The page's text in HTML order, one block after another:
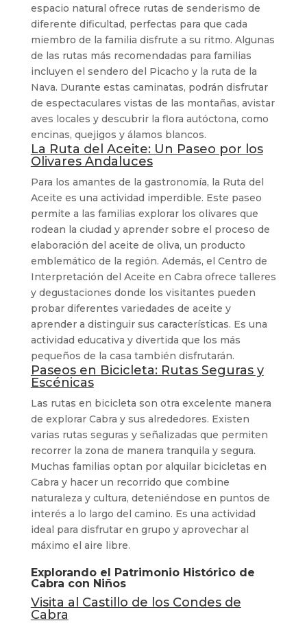
espacio natural ofrece rutas de senderismo de
diferente dificultad, perfectas para que cada
miembro de la familia disfrute a su ritmo. Algunas
de las rutas más recomendadas para familias
incluyen el sendero del Picacho y la ruta de la
Nava. Durante estas caminatas, podrán disfrutar
de espectaculares vistas de las montañas, avistar
aves locales y descubrir la flora autóctona, como
encinas, quejigos y álamos blancos.
La Ruta del Aceite: Un Paseo por los
Olivares Andaluces
Para los amantes de la gastronomía, la Ruta del
Aceite es una actividad imperdible. Este paseo
permite a las familias explorar los olivares que
rodean la ciudad y aprender sobre el proceso de
elaboración del aceite de oliva, un producto
emblemático de la región. Además, el Centro de
Interpretación del Aceite en Cabra ofrece talleres
y degustaciones donde los visitantes pueden
probar diferentes variedades de aceite y
aprender a distinguir sus características. Es una
actividad educativa y divertida que los más
pequeños de la casa también disfrutarán.
Paseos en Bicicleta: Rutas Seguras y
Escénicas
Las rutas en bicicleta son otra excelente manera
de explorar Cabra y sus alrededores. Existen
varias rutas seguras y señalizadas que permiten
recorrer la zona de manera tranquila y segura.
Muchas familias optan por alquilar bicicletas en
Cabra y hacer un recorrido que combine
naturaleza y cultura, deteniéndose en puntos de
interés a lo largo del camino. Es una actividad
ideal para disfrutar en grupo y aprovechar al
máximo el aire libre.
Explorando el Patrimonio Histórico de
Cabra con Niños
Visita al Castillo de los Condes de
Cabra